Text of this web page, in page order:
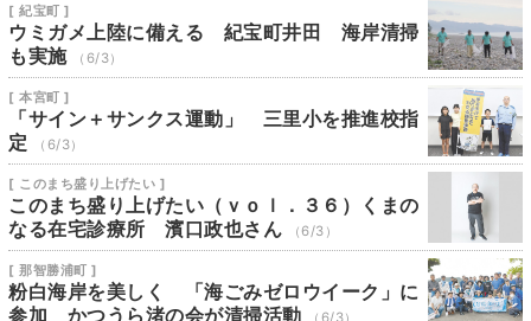
[ 紀宝町 ]
ウミガメ上陸に備える 紀宝町井田 海岸清掃
も実施
（6/3）
[ 本宮町 ]
「サイン＋サンクス運動」 三里小を推進校指
定
（6/3）
[ このまち盛り上げたい ]
このまち盛り上げたい（ｖｏｌ．３６）くまの
なる在宅診療所 濱口政也さん
（6/3）
[ 那智勝浦町 ]
粉白海岸を美しく 「海ごみゼロウイーク」に
参加 かつうら渚の会が清掃活動
（6/3）